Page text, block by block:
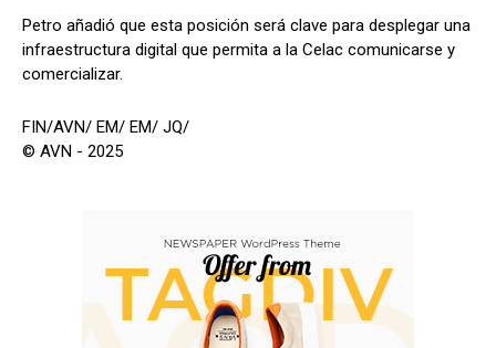
Petro añadió que esta posición será clave para desplegar una
infraestructura digital que permita a la Celac comunicarse y
comercializar.
FIN/AVN/ EM/ EM/ JQ/
© AVN - 2025